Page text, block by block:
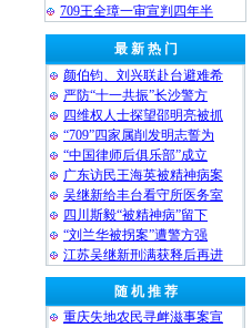
709王全璋一审宣判四年半
最 新 热 门
颜伯钧、刘兴联赴台避难希
严防“十一共振”长沙警方
四维权人士探望邵明亮被抓
“709”四家属削发明志誓为
“中国律师后俱乐部”成立
广东访民王海英被精神病案
吴继新给丰台看守所医务室
四川斯毅“被精神病”留下
“刘兰华被拐案”遭警方强
江苏吴继新刑满获释后再进
随 机 推 荐
重庆失地农民寻衅滋事案宣